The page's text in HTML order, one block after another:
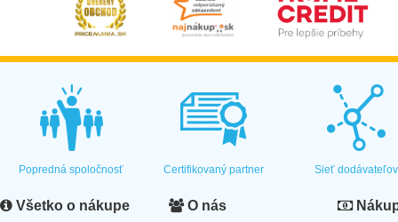
Popredná spoločnosť Certifikovaný partner Sieť dodávateľov
Všetko o nákupe O nás